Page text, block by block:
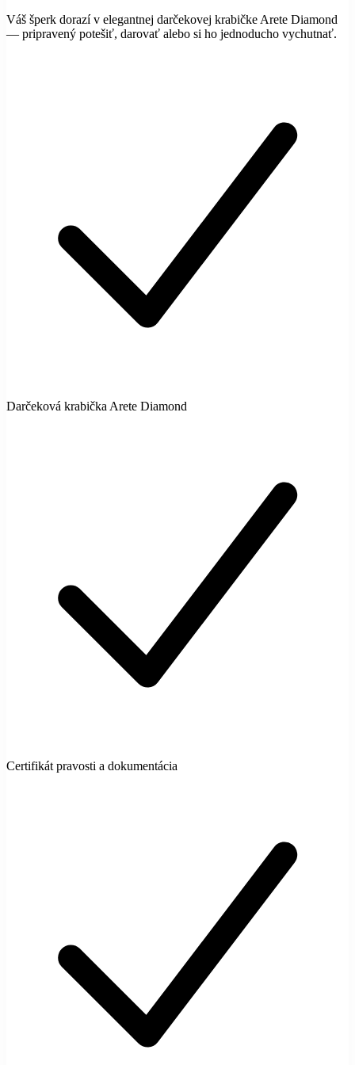
Váš šperk dorazí v elegantnej darčekovej krabičke Arete Diamond
— pripravený potešiť, darovať alebo si ho jednoducho vychutnať.
Darčeková krabička Arete Diamond
Certifikát pravosti a dokumentácia